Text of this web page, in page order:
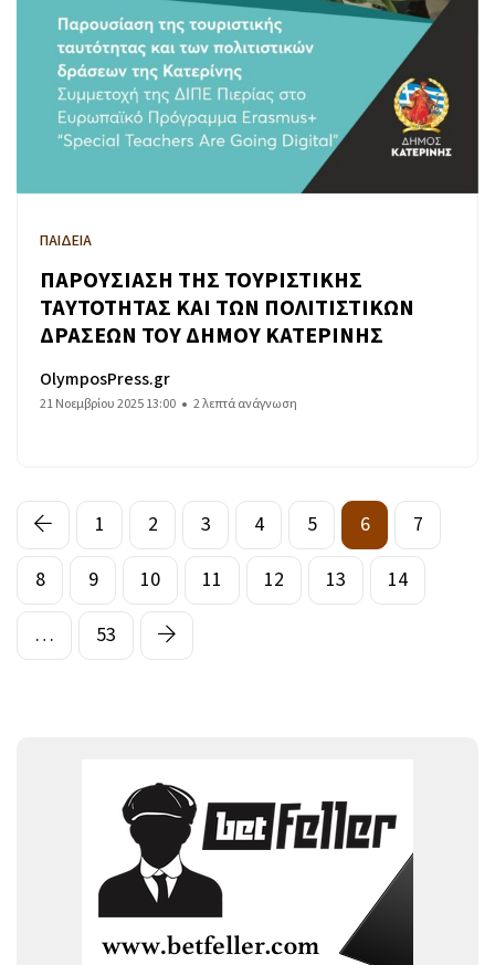
ΠΑΙΔΕΙΑ
ΠΑΡΟΥΣΙΑΣΗ ΤΗΣ ΤΟΥΡΙΣΤΙΚΗΣ
ΤΑΥΤΟΤΗΤΑΣ ΚΑΙ ΤΩΝ ΠΟΛΙΤΙΣΤΙΚΩΝ
ΔΡΑΣΕΩΝ ΤΟΥ ΔΗΜΟΥ ΚΑΤΕΡΙΝΗΣ
OlymposPress.gr
21 Νοεμβρίου 2025 13:00 2 λεπτά ανάγνωση
1 2 3 4 5 6
7
8
9 10 11 12 13
14
…
53